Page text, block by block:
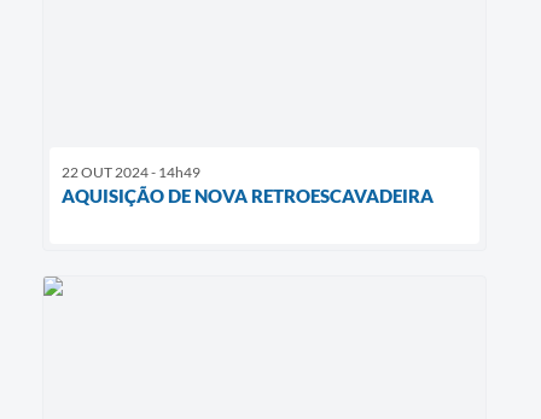
22 OUT 2024 - 14h49
AQUISIÇÃO DE NOVA RETROESCAVADEIRA